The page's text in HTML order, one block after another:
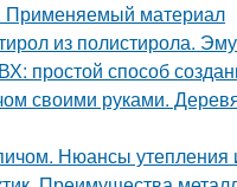
Применяемый материал
из полистирола.
простой способ
своими руками.
Нюансы утепления